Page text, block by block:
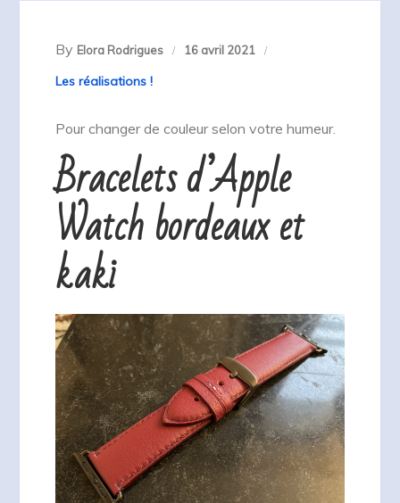
By Elora Rodrigues 16 avril 2021
Les réalisations !
Pour changer de couleur selon votre humeur.
Bracelets d’Apple
Watch bordeaux et
kaki